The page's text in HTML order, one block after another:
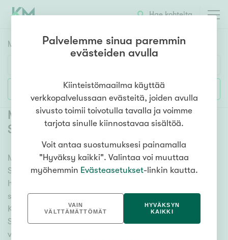
Hae kohteita
Myyntikohteet
Huoneluku
1h 2h 3h 4h 5h+
Asuntotyyppi
Kerros-/luhtitalo
Rivitalo/paritalo
Omakoti-/erillistalo
Maa- tai metsätila
Lisää hakuehtoja
Myytävät kerrostaloasunnot Helsinki
Suvilahti (1)
Meiltä löydät myytävät kerrostaloasunnot Helsinki
Suvilahti kattavasti ja helposti. Kätevän
hakutyökalumme avulla löydät unelmiesi kodin, oli
sitten tähtäimessä sauna, parveke tai merinäköala.
Katso alta kaikki myytävät kerrostaloasunnot Helsinki
Suvilahti ja valitse itsellesi mieleinen! Tutustu myös
videoesittelyihimme!
Palvelemme sinua paremmin
evästeiden avulla
Kiinteistömaailma käyttää
verkkopalvelussaan evästeitä, joiden avulla
sivusto toimii toivotulla tavalla ja voimme
tarjota sinulle kiinnostavaa sisältöä.
Voit antaa suostumuksesi painamalla
"Hyväksy kaikki". Valintaa voi muuttaa
myöhemmin Evästeasetukset-linkin kautta.
VAIN
VÄLTTÄMÄTTÖMÄT
HYVÄKSYN
KAIKKI